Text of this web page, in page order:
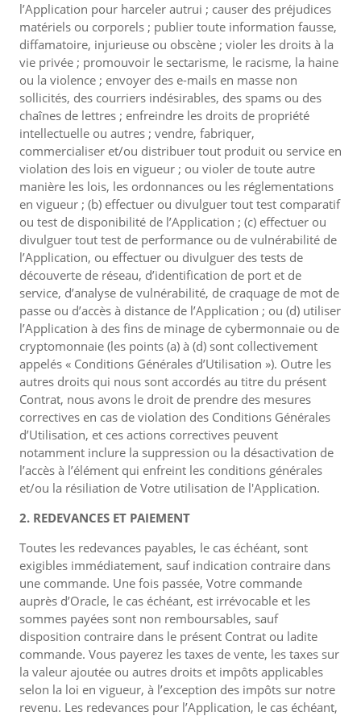
l’Application pour harceler autrui ; causer des préjudices
matériels ou corporels ; publier toute information fausse,
diffamatoire, injurieuse ou obscène ; violer les droits à la
vie privée ; promouvoir le sectarisme, le racisme, la haine
ou la violence ; envoyer des e-mails en masse non
sollicités, des courriers indésirables, des spams ou des
chaînes de lettres ; enfreindre les droits de propriété
intellectuelle ou autres ; vendre, fabriquer,
commercialiser et/ou distribuer tout produit ou service en
violation des lois en vigueur ; ou violer de toute autre
manière les lois, les ordonnances ou les réglementations
en vigueur ; (b) effectuer ou divulguer tout test comparatif
ou test de disponibilité de l’Application ; (c) effectuer ou
divulguer tout test de performance ou de vulnérabilité de
l’Application, ou effectuer ou divulguer des tests de
découverte de réseau, d’identification de port et de
service, d’analyse de vulnérabilité, de craquage de mot de
passe ou d’accès à distance de l’Application ; ou (d) utiliser
l’Application à des fins de minage de cybermonnaie ou de
cryptomonnaie (les points (a) à (d) sont collectivement
appelés « Conditions Générales d’Utilisation »). Outre les
autres droits qui nous sont accordés au titre du présent
Contrat, nous avons le droit de prendre des mesures
correctives en cas de violation des Conditions Générales
d’Utilisation, et ces actions correctives peuvent
notamment inclure la suppression ou la désactivation de
l’accès à l’élément qui enfreint les conditions générales
et/ou la résiliation de Votre utilisation de l'Application.
2. REDEVANCES ET PAIEMENT
Toutes les redevances payables, le cas échéant, sont
exigibles immédiatement, sauf indication contraire dans
une commande. Une fois passée, Votre commande
auprès d’Oracle, le cas échéant, est irrévocable et les
sommes payées sont non remboursables, sauf
disposition contraire dans le présent Contrat ou ladite
commande. Vous payerez les taxes de vente, les taxes sur
la valeur ajoutée ou autres droits et impôts applicables
selon la loi en vigueur, à l’exception des impôts sur notre
revenu. Les redevances pour l’Application, le cas échéant,